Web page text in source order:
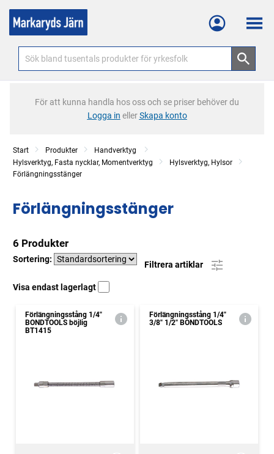
Meny
För att kunna handla hos oss och se priser behöver du
Logga in ellerSkapa konto
Start Produkter
Handverktyg
Hylsverktyg, Fasta nycklar, Momentverktyg
Hylsverktyg, Hylsor
Förlängningsstänger
Förlängningsstänger
6 Produkter
Sortering:
Filtrera artiklar
Visa endast lagerlagt
Förlängningsstång 1/4"
BONDTOOLS böjlig
BT1415
Förlängningsstång 1/4"
3/8" 1/2" BONDTOOLS